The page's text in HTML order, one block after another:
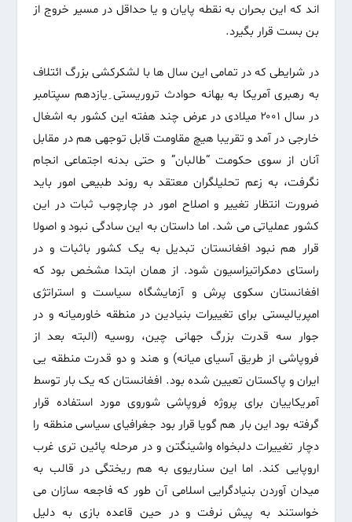
اند که این بحران به نقطه پایان و یا حداقل در مسیر خروج از
بن بست قرار بگیرد.
در شرایطی که در تمامی این سال ها با لشکرکشی بزرگ ائتلاف
به رهبری آمریکا به بهانه حوادث تروریستی ِیازدهم سپتامبر
در سال ۲۰۰۱ میلادی در عرض چند هفته این کشور به اشغال
خارجی در آمد و تقریبا هیچ مقاومت قابل توجهی هم در مقابل
آنان از سوی حکومت “طالبان” و حتی بدنه اجتماعی انجام
نگرفت، به زعم تحلیلگران معتقد به روند طبیعی امور باید
ضرورت انتظار تغییر و اصلاح امور در چارچوب ثبات در این
کشور عملیاتی می شد. اما داستان به این سادگی نبود و اصولا
قرار هم نبود افغانستان تبدیل به یک کشور باثبات و در
راستای دمکراتیزاسیون شود. از همان ابتدا مشخص بود که
افغانستان سکوی پرش و آزمایشگاه سیاست و استراتژی
امپریالیستی برای تغییرات بنیادین در منطقه خاورمیانه و در
جوار سه قدرت بزرگ جهانی چین، روسیه (البته بعد از
فروپاشی از طریق آسیای میانه) و هند و دو قدرت منطقه یی
ایران و پاکستان تعیین شده بود. افغانستان که یک بار توسط
آمریکاییان برای پروژه فروپاشی شوروی مورد استفاده قرار
گرفته بود این بار هم گویا قرار بود جغرافیای سیاسی منطقه را
دچار تغییرات دلبخواه واشینگتن و در مرحله پائین تری غرب
اروپایی کند. اما این سناریوی به هم ریختگی در قالب به
میدان آوردن بنیادگرایی اسلامی آن طور که فاجعه سازان می
خواستند به پیش نرفت و در حین قاعده بازی به دلیل